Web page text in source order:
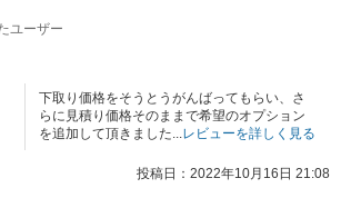
ユーザー
下取り価格をそうとうがんばってもらい、さ
らに見積り価格そのままで希望のオプション
を追加して頂きました... レビューを詳しく見る
投稿日：2022年10月16日 21:08